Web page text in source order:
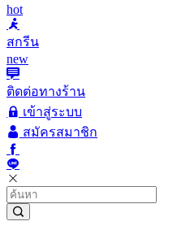
hot
สกรีน
new
ติดต่อทางร้าน
เข้าสู่ระบบ
สมัครสมาชิก